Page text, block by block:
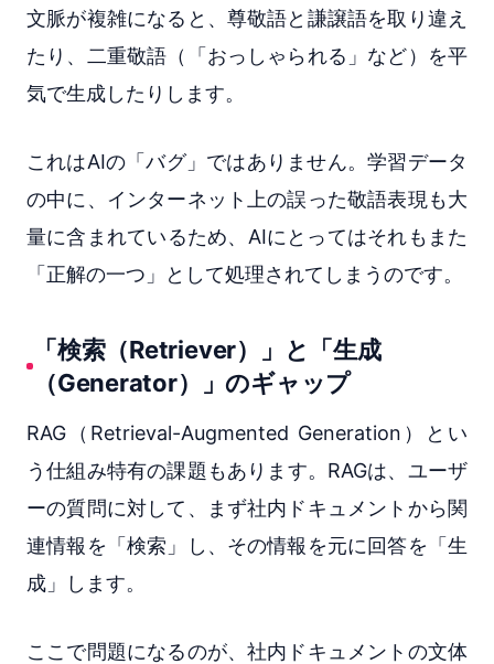
文脈が複雑になると、尊敬語と謙譲語を取り違え
たり、二重敬語（「おっしゃられる」など）を平
気で生成したりします。
これはAIの「バグ」ではありません。学習データ
の中に、インターネット上の誤った敬語表現も大
量に含まれているため、AIにとってはそれもまた
「正解の一つ」として処理されてしまうのです。
「検索（Retriever）」と「生成
（Generator）」のギャップ
RAG（Retrieval-Augmented Generation）とい
う仕組み特有の課題もあります。RAGは、ユーザ
ーの質問に対して、まず社内ドキュメントから関
連情報を「検索」し、その情報を元に回答を「生
成」します。
ここで問題になるのが、社内ドキュメントの文体